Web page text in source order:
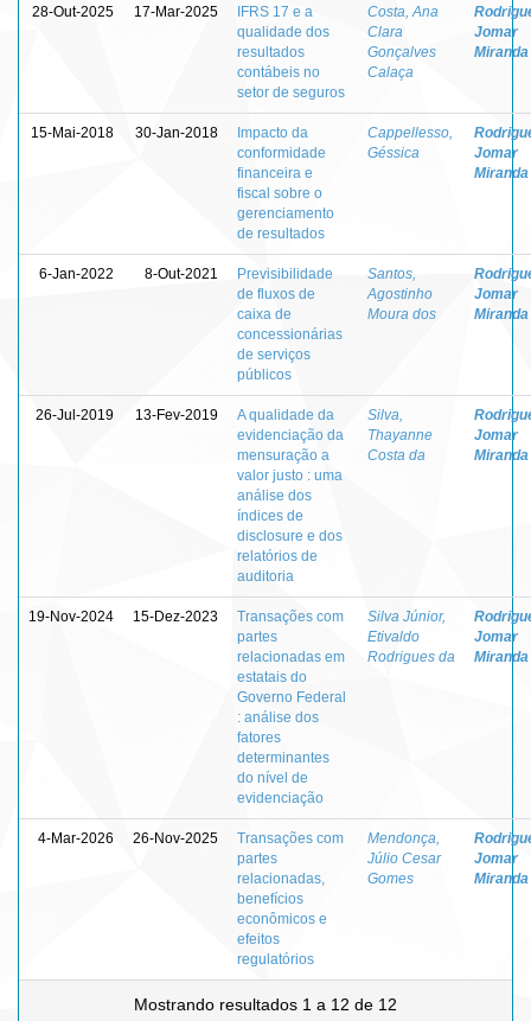
28-Out-2025 17-Mar-2025
IFRS 17 e a
qualidade dos
resultados
contábeis no
setor de seguros
Costa, Ana
Clara
Gonçalves
Calaça
Jomar
Miranda
15-Mai-2018 30-Jan-2018
Impacto da
conformidade
financeira e
fiscal sobre o
gerenciamento
de resultados
Cappellesso,
Géssica
Jomar
Miranda
6-Jan-2022 8-Out-2021
Previsibilidade
de fluxos de
caixa de
concessionárias
de serviços
públicos
Santos,
Agostinho
Moura dos
Jomar
Miranda
26-Jul-2019 13-Fev-2019
A qualidade da
evidenciação da
mensuração a
valor justo : uma
análise dos
índices de
disclosure e dos
relatórios de
auditoria
Silva,
Thayanne
Costa da
Jomar
Miranda
19-Nov-2024 15-Dez-2023
Transações com
partes
relacionadas em
estatais do
Governo Federal
: análise dos
fatores
determinantes
do nível de
evidenciação
Silva Júnior,
Etivaldo
Rodrigues da
Jomar
Miranda
4-Mar-2026 26-Nov-2025
Transações com
partes
relacionadas,
benefícios
econômicos e
efeitos
regulatórios
Mendonça,
Júlio Cesar
Gomes
Jomar
Miranda
Mostrando resultados 1 a 12 de 12